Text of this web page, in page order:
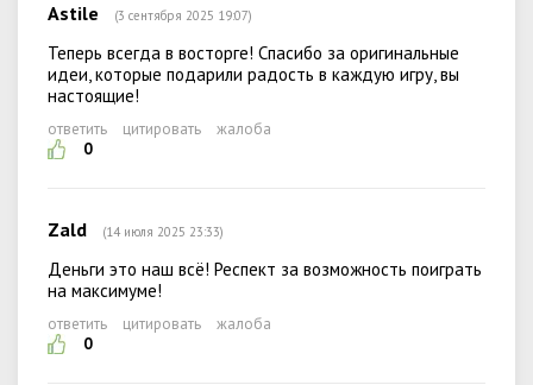
Astile (3 сентября 2025 19:07)
Теперь всегда в восторге! Спасибо за оригинальные
идеи, которые подарили радость в каждую игру, вы
настоящие!
ответить цитировать
жалоба
0
Zald (14 июля 2025 23:33)
Деньги это наш всё! Респект за возможность поиграть
на максимуме!
ответить цитировать
жалоба
0